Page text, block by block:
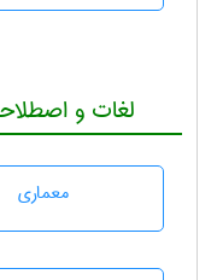
لغات و
معماری